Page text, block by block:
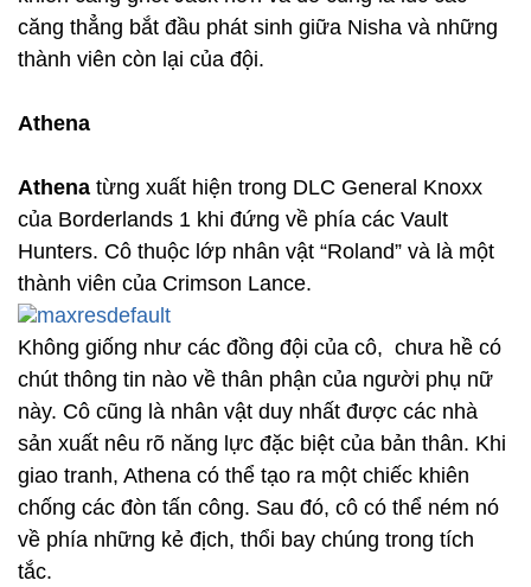
căng thẳng bắt đầu phát sinh giữa Nisha và những
thành viên còn lại của đội.
Athena
Athena từng xuất hiện trong DLC General Knoxx
của Borderlands 1 khi đứng về phía các Vault
Hunters. Cô thuộc lớp nhân vật “Roland” và là một
thành viên của Crimson Lance.
Không giống như các đồng đội của cô, chưa hề có
chút thông tin nào về thân phận của người phụ nữ
này. Cô cũng là nhân vật duy nhất được các nhà
sản xuất nêu rõ năng lực đặc biệt của bản thân. Khi
giao tranh, Athena có thể tạo ra một chiếc khiên
chống các đòn tấn công. Sau đó, cô có thể ném nó
về phía những kẻ địch, thổi bay chúng trong tích
tắc.